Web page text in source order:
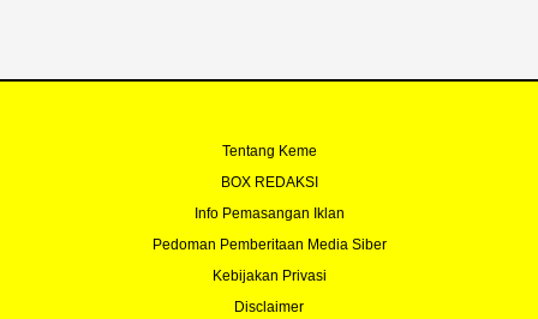
Tentang Keme
BOX REDAKSI
Info Pemasangan Iklan
Pedoman Pemberitaan Media Siber
Kebijakan Privasi
Disclaimer